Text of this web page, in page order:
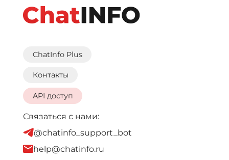
ChatInfo Plus
Контакты
API доступ
Связаться с нами:
@chatinfo_support_bot
help@chatinfo.ru